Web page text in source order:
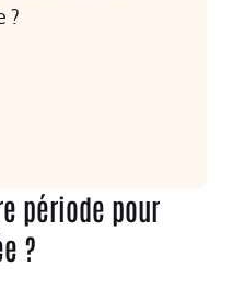
?
période pour
?